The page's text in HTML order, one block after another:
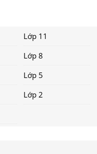
Lớp 11
Lớp 8
Lớp 5
Lớp 2